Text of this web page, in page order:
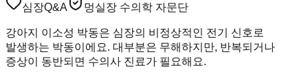
심장Q&A 멍실장 수의학 자문단
강아지 이소성 박동은 심장의 비정상적인 전기 신호로
발생하는 박동이에요. 대부분은 무해하지만, 반복되거나
증상이 동반되면 수의사 진료가 필요해요.